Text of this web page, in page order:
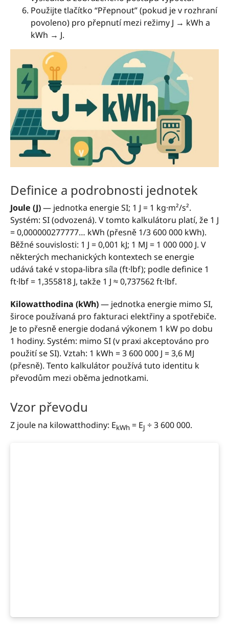
Použijte tlačítko “Přepnout” (pokud je v rozhraní
povoleno) pro přepnutí mezi režimy J → kWh a
kWh → J.
Definice a podrobnosti jednotek
Joule (J)— jednotka energie SI; 1 J = 1 kg·m²/s².
Systém: SI (odvozená). V tomto kalkulátoru platí, že 1 J
= 0,000000277777… kWh (přesně 1/3 600 000 kWh).
Běžné souvislosti: 1 J = 0,001 kJ; 1 MJ = 1 000 000 J. V
některých mechanických kontextech se energie
udává také v stopa-libra síla (ft·lbf); podle definice 1
ft·lbf = 1,355818 J, takže 1 J ≈ 0,737562 ft·lbf.
Kilowatthodina (kWh)— jednotka energie mimo SI,
široce používaná pro fakturaci elektřiny a spotřebiče.
Je to přesně energie dodaná výkonem 1 kW po dobu
1 hodiny. Systém: mimo SI (v praxi akceptováno pro
použití se SI). Vztah: 1 kWh = 3 600 000 J = 3,6 MJ
(přesně). Tento kalkulátor používá tuto identitu k
převodům mezi oběma jednotkami.
Vzor převodu
Z joule na kilowatthodiny: EkWh = EJ ÷ 3 600 000.